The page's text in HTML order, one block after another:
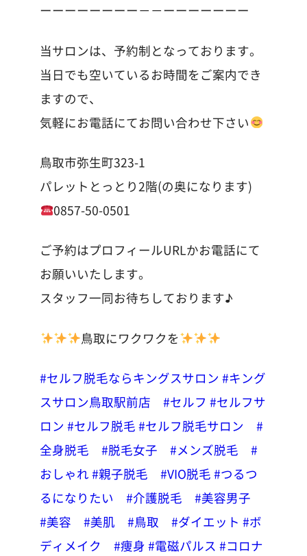
ーーーーーーーー－－ーーーーーーー
当サロンは、予約制となっております。
当日でも空いているお時間をご案内でき
ますので、
気軽にお電話にてお問い合わせ下さい
鳥取市弥生町323-1
パレットとっとり2階(の奥になります)
0857-50-0501
ご予約はプロフィールURLかお電話にて
お願いいたします。
スタッフ一同お待ちしております♪
鳥取にワクワクを
#セルフ脱毛ならキングスサロン #キング
スサロン鳥取駅前店
#セルフ #セルフサ
ロン #セルフ脱毛 #セルフ脱毛サロン
#
全身脱毛
#脱毛女子 #メンズ脱毛
#
おしゃれ #親子脱毛 #VIO脱毛 #つるつ
るになりたい
#介護脱毛
#美容男子
#美容
#美肌 #鳥取 #ダイエット #ボ
ディメイク
#痩身 #電磁パルス #コロナ